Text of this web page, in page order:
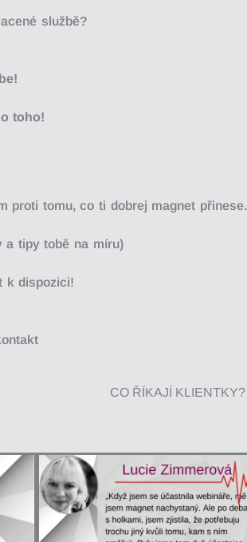
službě?
toho!
proti tomu, co ti dobrej magnet přinese.
a tipy tobě na míru)
k dispozici!
CO ŘÍKAJÍ KLIENTKY?